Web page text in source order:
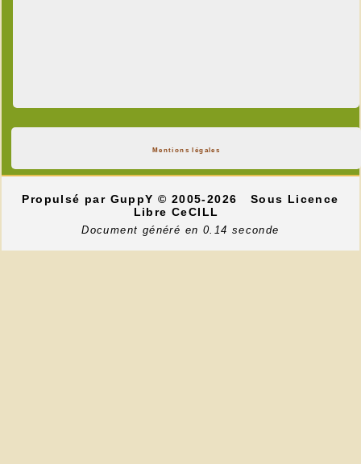
Mentions légales
Propulsé par GuppY© 2005-2026
Sous Licence
Libre CeCILL
Document généré en 0.14 seconde